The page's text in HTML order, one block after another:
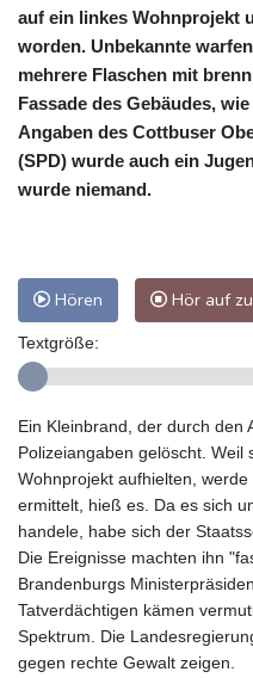
auf ein linkes Wohnprojekt
worden. Unbekannte
mehrere Flaschen mit
Fassade des Gebäudes,
Angaben des Cottbuser
(SPD) wurde auch ein
wurde niemand.
Hören Hör auf
Textgröße:
Ein Kleinbrand, der durch den
Polizeiangaben gelöscht. Weil
Wohnprojekt aufhielten,
ermittelt, hieß es. Da es sich
handele, habe sich der
Die Ereignisse machten ihn
Brandenburgs
Tatverdächtigen kämen
Spektrum. Die
gegen rechte Gewalt zeigen.